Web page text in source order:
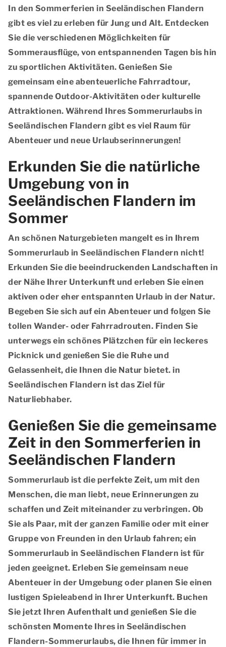
In den Sommerferien in Seeländischen Flandern
gibt es viel zu erleben für Jung und Alt. Entdecken
Sie die verschiedenen Möglichkeiten für
Sommerausflüge, von entspannenden Tagen bis hin
zu sportlichen Aktivitäten. Genießen Sie
gemeinsam eine abenteuerliche Fahrradtour,
spannende Outdoor-Aktivitäten oder kulturelle
Attraktionen. Während Ihres Sommerurlaubs in
Seeländischen Flandern gibt es viel Raum für
Abenteuer und neue Urlaubserinnerungen!
Erkunden Sie die natürliche
Umgebung von in
Seeländischen Flandern im
Sommer
An schönen Naturgebieten mangelt es in Ihrem
Sommerurlaub in Seeländischen Flandern nicht!
Erkunden Sie die beeindruckenden Landschaften in
der Nähe Ihrer Unterkunft und erleben Sie einen
aktiven oder eher entspannten Urlaub in der Natur.
Begeben Sie sich auf ein Abenteuer und folgen Sie
tollen Wander- oder Fahrradrouten. Finden Sie
unterwegs ein schönes Plätzchen für ein leckeres
Picknick und genießen Sie die Ruhe und
Gelassenheit, die Ihnen die Natur bietet. in
Seeländischen Flandern ist das Ziel für
Naturliebhaber.
Genießen Sie die gemeinsame
Zeit in den Sommerferien in
Seeländischen Flandern
Sommerurlaub ist die perfekte Zeit, um mit den
Menschen, die man liebt, neue Erinnerungen zu
schaffen und Zeit miteinander zu verbringen. Ob
Sie als Paar, mit der ganzen Familie oder mit einer
Gruppe von Freunden in den Urlaub fahren; ein
Sommerurlaub in Seeländischen Flandern ist für
jeden geeignet. Erleben Sie gemeinsam neue
Abenteuer in der Umgebung oder planen Sie einen
lustigen Spieleabend in Ihrer Unterkunft. Buchen
Sie jetzt Ihren Aufenthalt und genießen Sie die
schönsten Momente Ihres in Seeländischen
Flandern-Sommerurlaubs, die Ihnen für immer in